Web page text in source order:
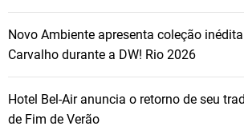
Novo Ambiente apresenta coleção
Carvalho durante a DW! Rio 2026
Hotel Bel-Air anuncia o retorno de seu
de Fim de Verão